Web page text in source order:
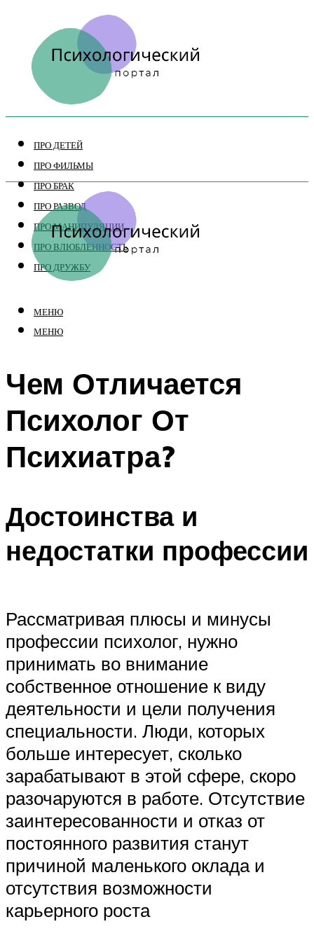
ПРО ДЕТЕЙ
ПРО ФИЛЬМЫ
ПРО БРАК
ПРО РАЗВОД
ПРО МАНИПУЛЯЦИИ
ПРО ВЛЮБЛЕННОСТЬ
ПРО ДРУЖБУ
МЕНЮ
МЕНЮ
Чем Отличается
Психолог От
Психиатра?
Достоинства и
недостатки профессии
Рассматривая плюсы и минусы
профессии психолог, нужно
принимать во внимание
собственное отношение к виду
деятельности и цели получения
специальности. Люди, которых
больше интересует, сколько
зарабатывают в этой сфере, скоро
разочаруются в работе. Отсутствие
заинтересованности и отказ от
постоянного развития станут
причиной маленького оклада и
отсутствия возможности
карьерного роста